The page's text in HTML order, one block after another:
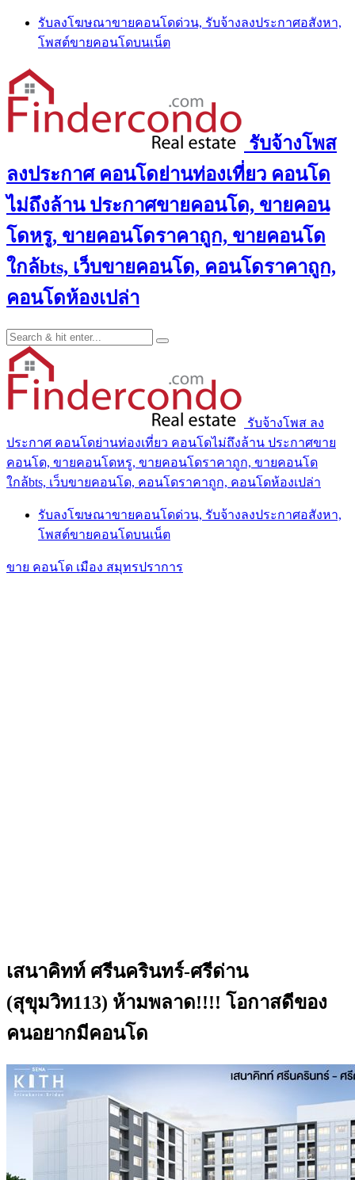
Skip
content
รับลงโฆษณาขายคอนโดด่วน, รับจ้างลงประกาศอสังหา,
โพสต์ขายคอนโดบนเน็ต
รับจ้างโพส
ลงประกาศ คอนโดย่านท่องเที่ยว คอนโด
ไม่ถึงล้าน ประกาศขายคอนโด, ขายคอน
โดหรู, ขายคอนโดราคาถูก, ขายคอนโด
ใกล้bts, เว็บขายคอนโด, คอนโดราคาถูก,
คอนโดห้องเปล่า
รับจ้างโพส ลง
ประกาศ คอนโดย่านท่องเที่ยว คอนโดไม่ถึงล้าน ประกาศขาย
คอนโด, ขายคอนโดหรู, ขายคอนโดราคาถูก, ขายคอนโด
ใกล้bts, เว็บขายคอนโด, คอนโดราคาถูก, คอนโดห้องเปล่า
รับลงโฆษณาขายคอนโดด่วน, รับจ้างลงประกาศอสังหา,
โพสต์ขายคอนโดบนเน็ต
ขาย คอนโด เมือง สมุทรปราการ
เสนาคิทท์ ศรีนครินทร์-ศรีด่าน
(สุขุมวิท113) ห้ามพลาด!!!! โอกาสดีของ
คนอยากมีคอนโด